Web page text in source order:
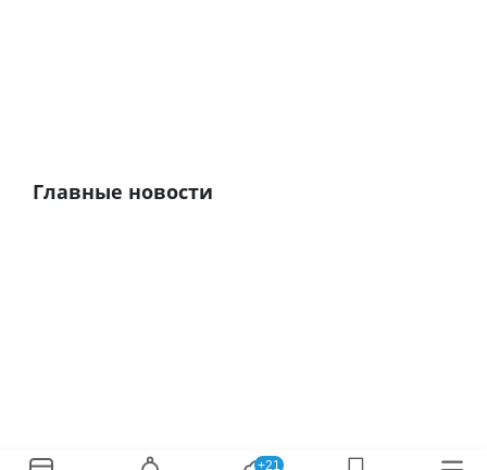
Главные новости
+21